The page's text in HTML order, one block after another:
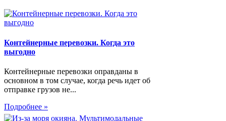
Контейнерные перевозки. Когда это
выгодно
Контейнерные перевозки оправданы в
основном в том случае, когда речь идет об
отправке грузов не...
Подробнее »